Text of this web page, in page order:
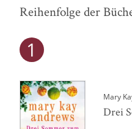
Reihenfolge der
Mary
Drei